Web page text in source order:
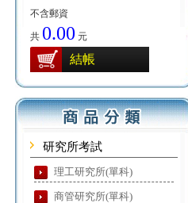
不含郵資
共 0.00 元
結帳
研究所考試
理工研究所(單科)
商管研究所(單科)